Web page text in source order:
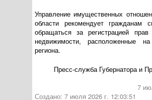
Управление имущественных
области рекомендует гражданам
обращаться за регистрацией
недвижимости, расположенные на
региона.
Пресс-служба Губернатора и
7
Создано: 7 июля 2026 г. 12:03:51